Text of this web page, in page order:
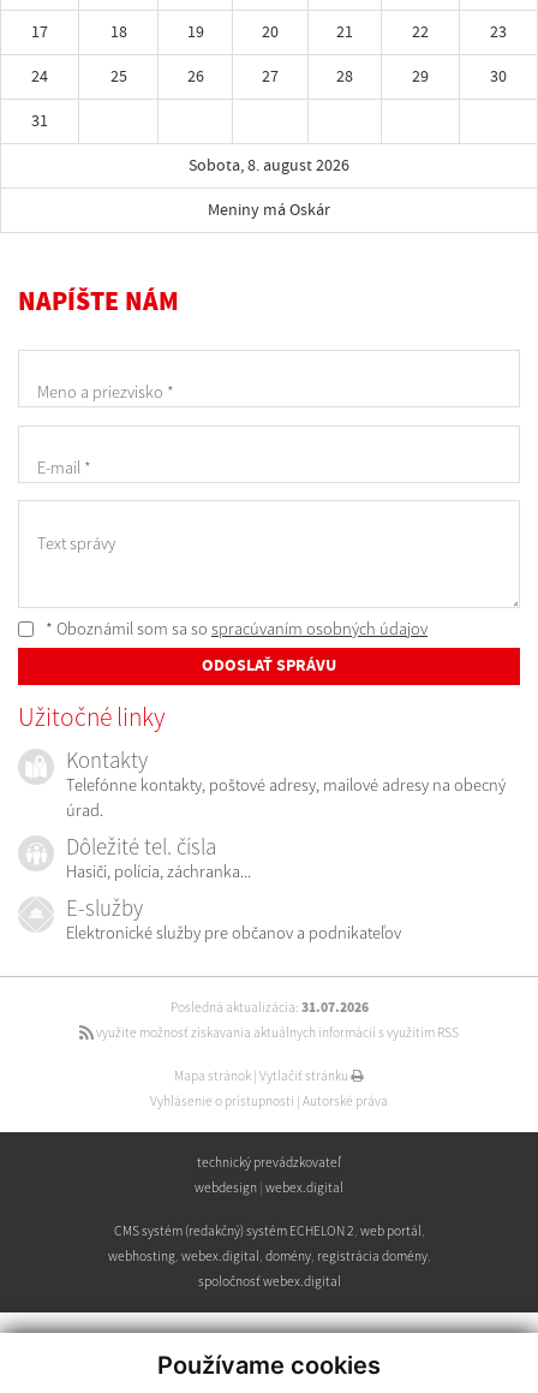
Používame cookies
17
18 19 20 21 22
23
24
25 26 27 28 29
30
31
Sobota, 8. august 2026
Meniny má Oskár
NAPÍŠTE NÁM
Meno a priezvisko *
E-mail *
Text správy
* Oboznámil som sa so spracúvaním osobných údajov
ODOSLAŤ SPRÁVU
Užitočné linky
Kontakty
Telefónne kontakty, poštové adresy, mailové adresy na obecný
úrad.
Dôležité tel. čísla
Hasiči, polícia, záchranka...
E-služby
Elektronické služby pre občanov a podnikateľov
Posledná aktualizácia: 31.07.2026
využite možnosť získavania aktuálnych informácií s využitím RSS
Mapa stránok Vytlačiť stránku
Vyhlásenie o prístupnosti Autorské práva
technický prevádzkovateľ
webdesign webex.digital
CMS systém (redakčný) systém ECHELON 2, web portál ,
webhosting, webex.digital , domény, registrácia domény,
spoločnosť webex.digital